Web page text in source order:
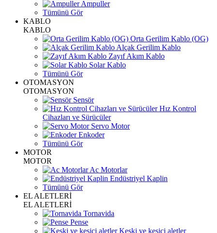
Ampuller
Tümünü Gör
KABLO
KABLO
Orta Gerilim Kablo (OG)
Alçak Gerilim Kablo
Zayıf Akım Kablo
Solar Kablo
Tümünü Gör
OTOMASYON
OTOMASYON
Sensör
Hız Kontrol
Cihazları ve Sürücüler
Servo Motor
Enkoder
Tümünü Gör
MOTOR
MOTOR
Ac Motorlar
Endüstriyel Kaplin
Tümünü Gör
EL ALETLERİ
EL ALETLERİ
Tornavida
Pense
Keski ve kesici aletler